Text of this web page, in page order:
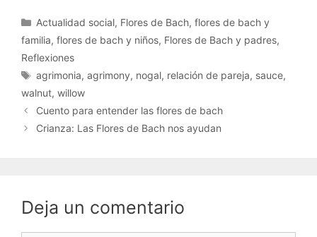
Actualidad social, Flores de Bach,flores de bach y
familia, flores de bach y niños, Flores de Bach y padres,
Reflexiones
agrimonia,agrimony, nogal, relación de pareja, sauce,
walnut, willow
Cuento para entender las flores de bach
Crianza: Las Flores de Bach nos ayudan
Deja un comentario